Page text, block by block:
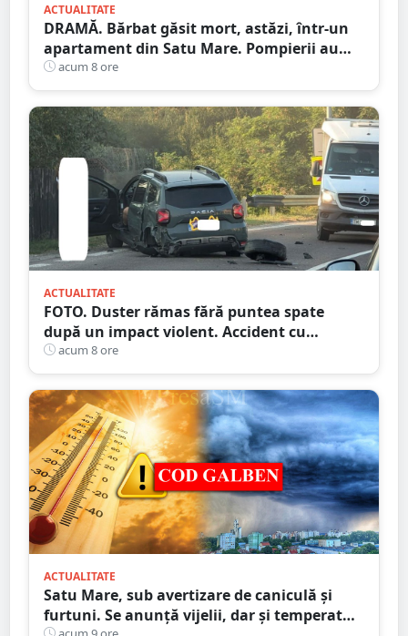
ACTUALITATE
DRAMĂ. Bărbat găsit mort, astăzi, într-un
apartament din Satu Mare. Pompierii au
spart ușa
acum 8 ore
ACTUALITATE
FOTO. Duster rămas fără puntea spate
după un impact violent. Accident cu
implicarea unei mașini din Satu Mare
acum 8 ore
ACTUALITATE
Satu Mare, sub avertizare de caniculă și
furtuni. Se anunță vijelii, dar și temperaturi